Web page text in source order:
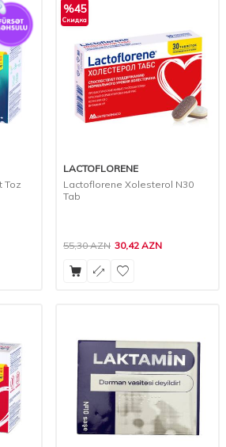
Toz
%45
Скидка
LACTOFLORENE
Lactoflorene Xolesterol N30
Tab
55,30AZN 30,42 AZN